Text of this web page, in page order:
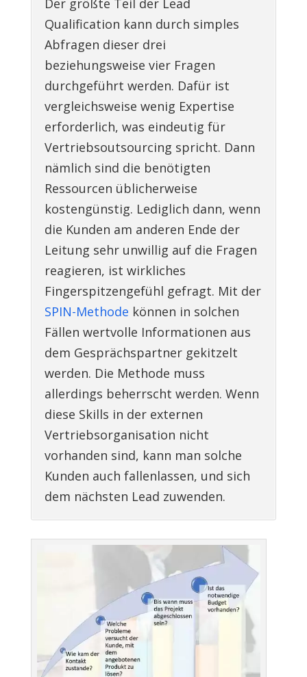
Der größte Teil der Lead
Qualification kann durch simples
Abfragen dieser drei
beziehungsweise vier Fragen
durchgeführt werden. Dafür ist
vergleichsweise wenig Expertise
erforderlich, was eindeutig für
Vertriebsoutsourcing spricht. Dann
nämlich sind die benötigten
Ressourcen üblicherweise
kostengünstig. Lediglich dann, wenn
die Kunden am anderen Ende der
Leitung sehr unwillig auf die Fragen
reagieren, ist wirkliches
Fingerspitzengefühl gefragt. Mit der
SPIN-Methode können in solchen
Fällen wertvolle Informationen aus
dem Gesprächspartner gekitzelt
werden. Die Methode muss
allerdings beherrscht werden. Wenn
diese Skills in der externen
Vertriebsorganisation nicht
vorhanden sind, kann man solche
Kunden auch fallenlassen, und sich
dem nächsten Lead zuwenden.